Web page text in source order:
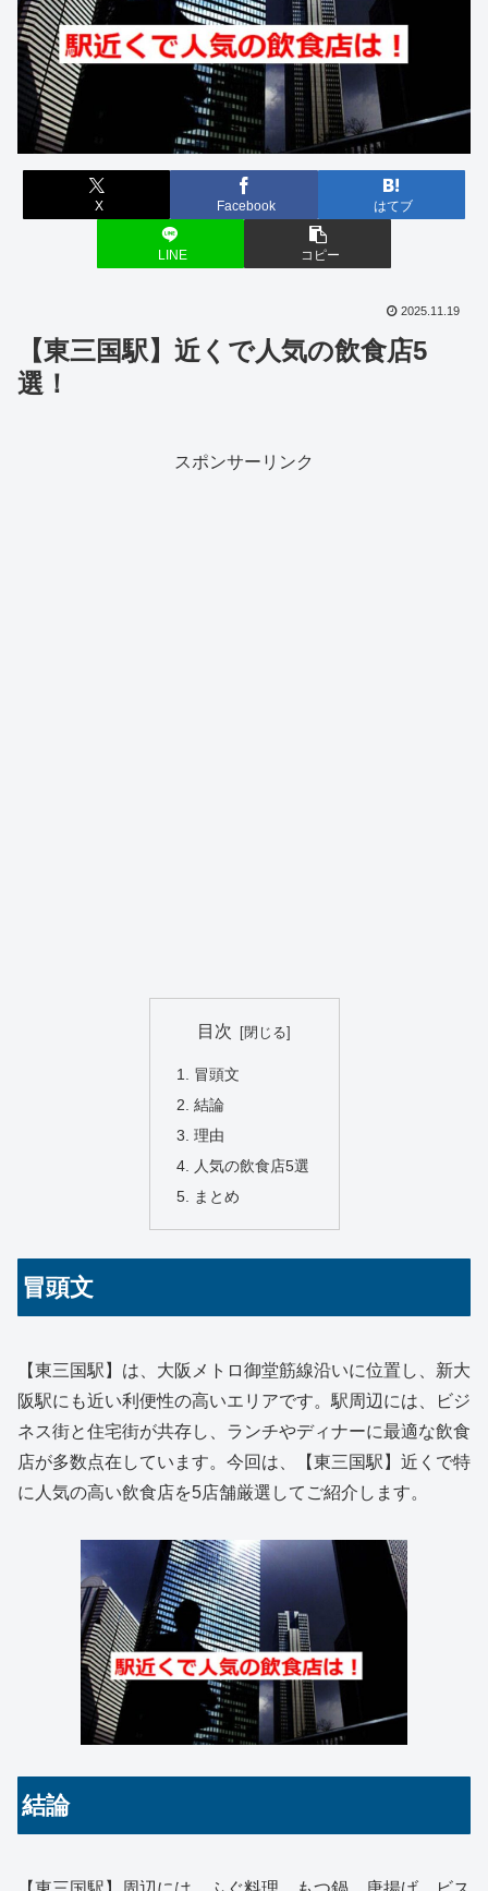
X Facebook はてブ
LINE コピー
2025.11.19
【東三国駅】近くで人気の飲食店5
選！
スポンサーリンク
目次
冒頭文
結論
理由
人気の飲食店5選
まとめ
冒頭文
【東三国駅】は、大阪メトロ御堂筋線沿いに位置し、新大
阪駅にも近い利便性の高いエリアです。駅周辺には、ビジ
ネス街と住宅街が共存し、ランチやディナーに最適な飲食
店が多数点在しています。今回は、【東三国駅】近くで特
に人気の高い飲食店を5店舗厳選してご紹介します。
結論